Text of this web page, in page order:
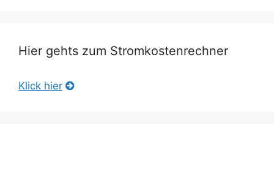
Hier gehts zum Stromkostenrechner
Klick hier